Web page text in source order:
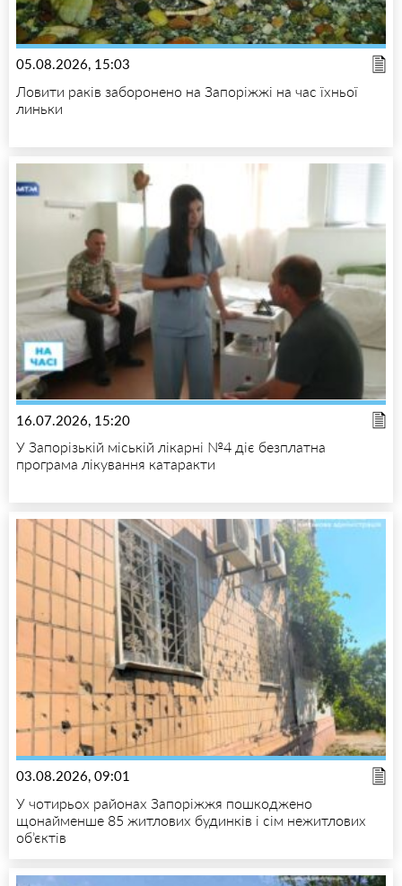
05.08.2026, 15:03
Ловити раків заборонено на Запоріжжі на час їхньої
линьки
16.07.2026, 15:20
У Запорізькій міській лікарні №4 діє безплатна
програма лікування катаракти
03.08.2026, 09:01
У чотирьох районах Запоріжжя пошкоджено
щонайменше 85 житлових будинків і сім нежитлових
об’єктів